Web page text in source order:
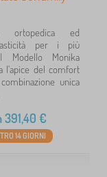
ortopedica ed
per i più
Modello Monika
l'apice del comfort
unica
391,40 €
14 GIORNI